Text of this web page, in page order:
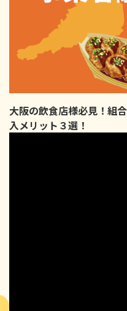
大阪の飲食店様必見！組
入メリット３選！